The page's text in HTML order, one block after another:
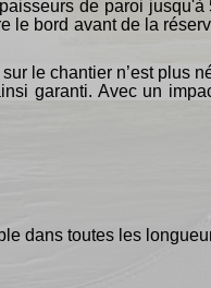
de paroi
le bord avant de la
le chantier n’est plus
garanti. Avec un
dans toutes les